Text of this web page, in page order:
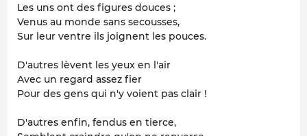
Les uns ont des figures douces ;
Venus au monde sans secousses,
Sur leur ventre ils joignent les pouces.
D'autres lèvent les yeux en l'air
Avec un regard assez fier
Pour des gens qui n'y voient pas clair !
D'autres enfin, fendus en tierce,